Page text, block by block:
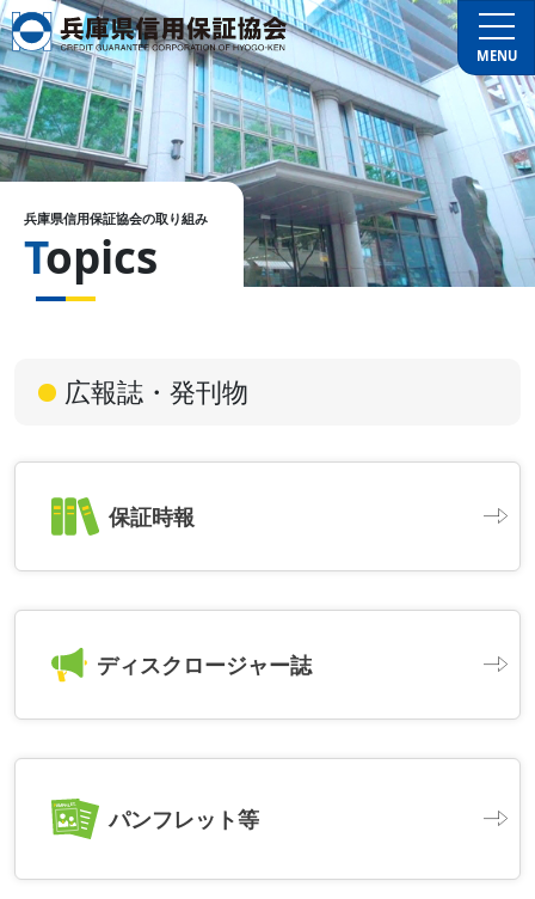
MENU
兵庫県信用保証協会の取り組み
Topics
広報誌・発刊物
保証時報
ディスクロージャー誌
パンフレット等